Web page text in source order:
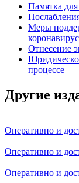
Памятка для
Меры
Отнесение
процессе
Другие
Оперативно и
Оперативно и
Оперативно и